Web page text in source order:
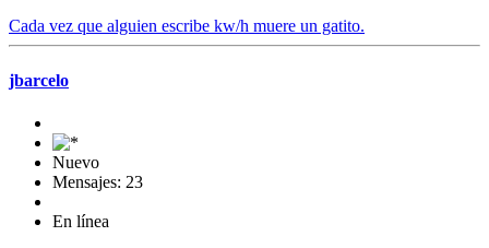
Cada vez que alguien escribe kw/h muere un gatito.
jbarcelo
Nuevo
Mensajes: 23
En línea